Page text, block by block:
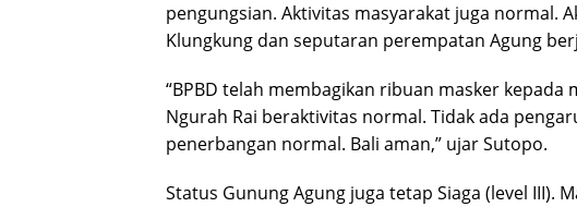
pengungsian. Aktivitas masyarakat juga normal.
Klungkung dan seputaran perempatan Agung
“BPBD telah membagikan ribuan masker kepada
Ngurah Rai beraktivitas normal. Tidak ada
penerbangan normal. Bali aman,” ujar Sutopo.
Status Gunung Agung juga tetap Siaga (level III).